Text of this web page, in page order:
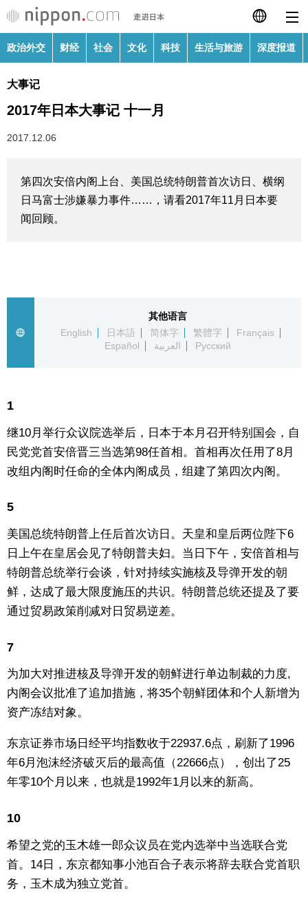
日本語
Español
政治外交
生活与旅游
深度报道
新闻
日本一瞥
人物访谈
编辑部通知
政治外交 财经 社会 文化 科技 生活与旅游 深度报道
大事记
2017年日本大事记 十一月
2017.12.06
第四次安倍内阁上台、美国总统特朗普首次访日、横纲
日马富士涉嫌暴力事件……，请看2017年11月日本要
闻回顾。
其他语言
English
日本語 简体字 繁體字
Français
Español
العربية Русский
1
继10月举行众议院选举后，日本于本月召开特别国会，自
民党党首安倍晋三当选第98任首相。首相再次任用了8月
改组内阁时任命的全体内阁成员，组建了第四次内阁。
5
美国总统特朗普上任后首次访日。天皇和皇后两位陛下6
日上午在皇居会见了特朗普夫妇。当日下午，安倍首相与
特朗普总统举行会谈，针对持续实施核及导弹开发的朝
鲜，达成了最大限度施压的共识。特朗普总统还提及了要
通过贸易政策削减对日贸易逆差。
7
为加大对推进核及导弹开发的朝鲜进行单边制裁的力度,
内阁会议批准了追加措施，将35个朝鲜团体和个人新增为
资产冻结对象。
东京证券市场日经平均指数收于22937.6点，刷新了1996
年6月泡沫经济破灭后的最高值（22666点），创出了25
年零10个月以来，也就是1992年1月以来的新高。
10
希望之党的玉木雄一郎众议员在党内选举中当选联合党
首。14日，东京都知事小池百合子表示将辞去联合党首职
务，玉木成为独立党首。